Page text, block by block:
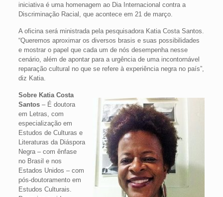
iniciativa é uma homenagem ao Dia Internacional contra a
Discriminação Racial, que acontece em 21 de março.
A oficina será ministrada pela pesquisadora Katia Costa Santos.
“Queremos aproximar os diversos brasis e suas possibilidades
e mostrar o papel que cada um de nós desempenha nesse
cenário, além de apontar para a urgência de uma incontornável
reparação cultural no que se refere à experiência negra no país”,
diz Katia.
Sobre Katia Costa
Santos– É doutora
em Letras, com
especialização em
Estudos de Culturas e
Literaturas da Diáspora
Negra – com ênfase
no Brasil e nos
Estados Unidos – com
pós-doutoramento em
Estudos Culturais.